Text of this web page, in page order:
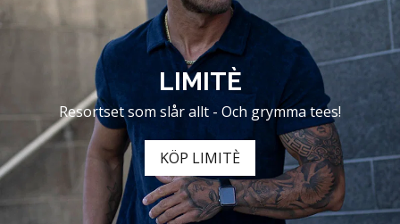
LIMITÈ
Resortset som slår allt - Och grymma tees!
KÖP LIMITÈ